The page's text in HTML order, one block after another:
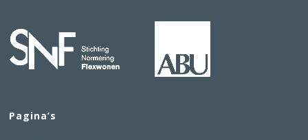
Pagina’s